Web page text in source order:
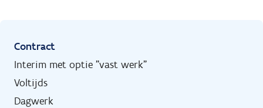
Contract
Interim met optie "vast werk"
Voltijds
Dagwerk